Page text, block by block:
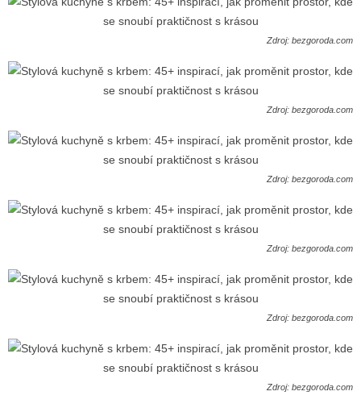
Zdroj: bezgoroda.com
Zdroj: bezgoroda.com
Zdroj: bezgoroda.com
Zdroj: bezgoroda.com
Zdroj: bezgoroda.com
Zdroj: bezgoroda.com